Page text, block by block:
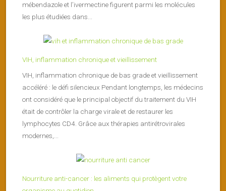
mébendazole et l’ivermectine figurent parmi les molécules
les plus étudiées dans...
VIH, inflammation chronique et vieillissement
VIH, inflammation chronique de bas grade et vieillissement
accéléré : le défi silencieux Pendant longtemps, les médecins
ont considéré que le principal objectif du traitement du VIH
était de contrôler la charge virale et de restaurer les
lymphocytes CD4. Grâce aux thérapies antirétrovirales
modernes,...
Nourriture anti-cancer : les aliments qui protègent votre